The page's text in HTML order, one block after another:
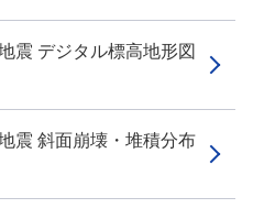
震 デジタル標高地形図
震 斜面崩壊・堆積分布